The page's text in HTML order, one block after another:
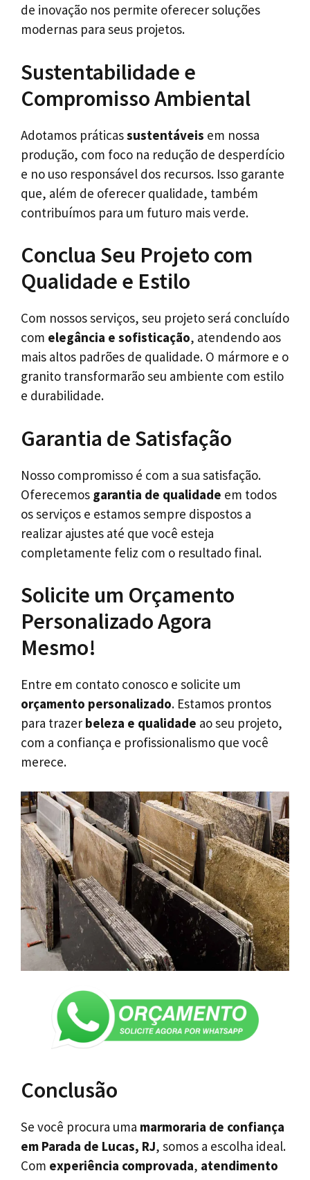
de inovação nos permite oferecer soluções
modernas para seus projetos.
Sustentabilidade e
Compromisso Ambiental
Adotamos práticassustentáveis em nossa
produção, com foco na redução de desperdício
e no uso responsável dos recursos. Isso garante
que, além de oferecer qualidade, também
contribuímos para um futuro mais verde.
Conclua Seu Projeto com
Qualidade e Estilo
Com nossos serviços, seu projeto será concluído
com elegância e sofisticação, atendendo aos
mais altos padrões de qualidade. O mármore e o
granito transformarão seu ambiente com estilo
e durabilidade.
Garantia de Satisfação
Nosso compromisso é com a sua satisfação.
Oferecemos garantia de qualidade em todos
os serviços e estamos sempre dispostos a
realizar ajustes até que você esteja
completamente feliz com o resultado final.
Solicite um Orçamento
Personalizado Agora
Mesmo!
Entre em contato conosco e solicite um
orçamento personalizado. Estamos prontos
para trazer beleza e qualidade ao seu projeto,
com a confiança e profissionalismo que você
merece.
Conclusão
Se você procura uma marmoraria de confiança
em Parada de Lucas, RJ, somos a escolha ideal.
Com experiência comprovada, atendimento